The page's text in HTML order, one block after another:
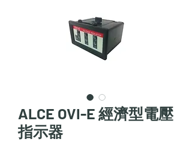
ALCE OVI-E 經濟型電壓
指示器